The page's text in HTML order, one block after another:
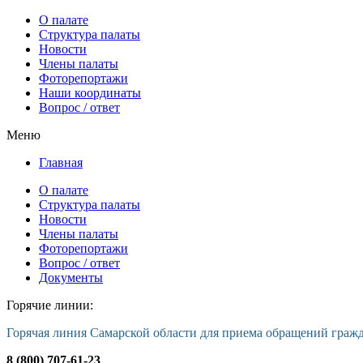
О палате
Структура палаты
Новости
Члены палаты
Фоторепортажи
Наши координаты
Вопрос / ответ
Меню
Главная
О палате
Структура палаты
Новости
Члены палаты
Фоторепортажи
Вопрос / ответ
Документы
Горячие линии:
Горячая линия Самарской области для приема обращений
8 (800) 707-61-23